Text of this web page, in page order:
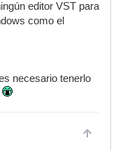
editor VST para
como el
necesario tenerlo